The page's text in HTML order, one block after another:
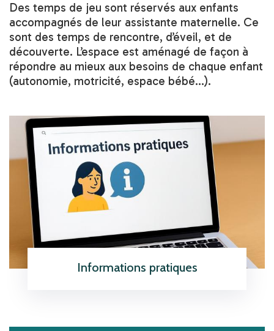
Des temps de jeu sont réservés aux enfants
accompagnés de leur assistante maternelle. Ce
sont des temps de rencontre, d’éveil, et de
découverte. L’espace est aménagé de façon à
répondre au mieux aux besoins de chaque enfant
(autonomie, motricité, espace bébé…).
Informations pratiques